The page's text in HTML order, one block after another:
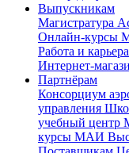
Выпускникам
Магистратура
Онлайн-курсы
Работа и
Интернет-
Партнёрам
Консорциум
управления
учебный
курсы МАИ